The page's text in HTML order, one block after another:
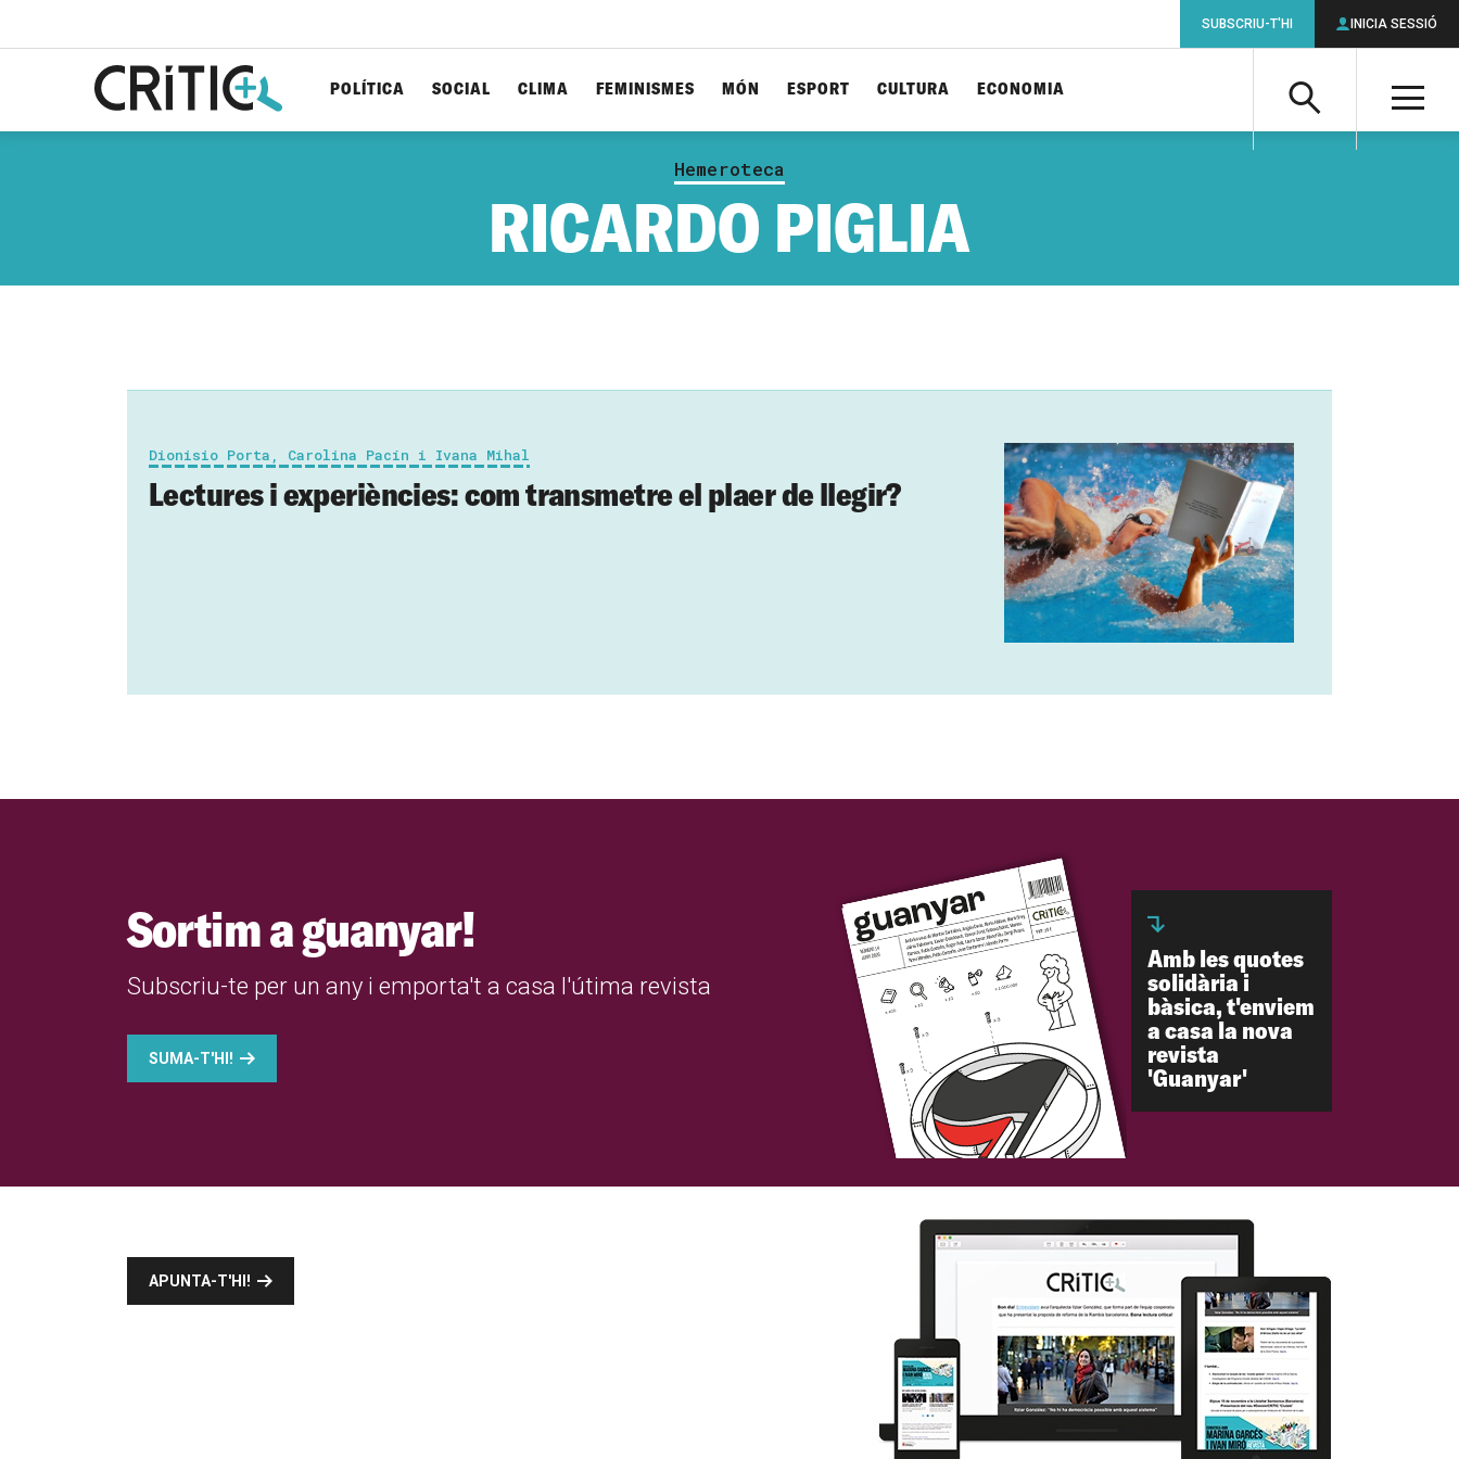
Cerca
POLÍTICA SOCIAL CLIMA FEMINISMES MÓN ESPORT CULTURA ECONOMIA
SUBSCRIU-T'HI INICIA SESSIÓ
Hemeroteca
RICARDO PIGLIA
Dionisio Porta, Carolina Pacín i Ivana Mihal
Lectures i experiències: com transmetre el plaer de llegir?
Sortim a guanyar!
Subscriu-te per un any i emporta't a casa l'útima revista
SUMA-T'HI!
Amb les quotes
solidària i
bàsica, t'enviem
a casa la nova
revista
'Guanyar'
APUNTA-T'HI!